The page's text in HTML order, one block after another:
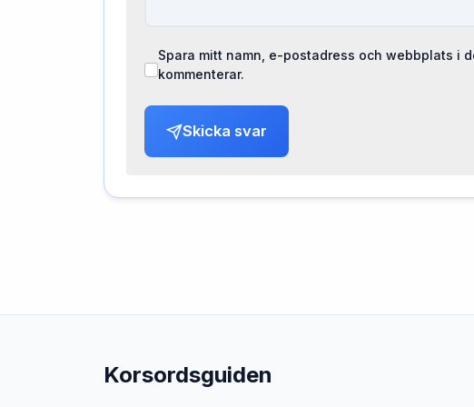
Spara mitt namn, e-postadress och webbplats i
kommenterar.
Skicka svar
Korsordsguiden